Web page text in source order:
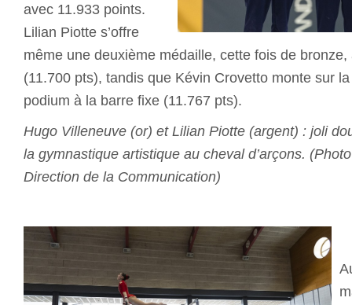
avec 11.933 points.
Lilian Piotte s’offre
même une deuxième médaille, cette fois de
(11.700 pts), tandis que Kévin Crovetto monte sur
podium à la barre fixe (11.767 pts).
Hugo Villeneuve (or) et Lilian Piotte (argent) : joli
la gymnastique artistique au cheval d’arçons.
Direction de la Communication)